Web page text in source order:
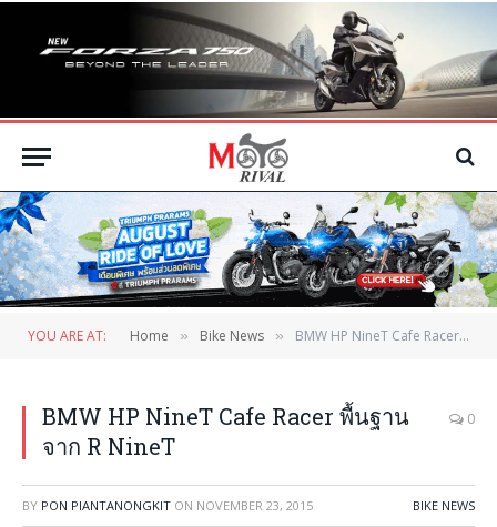
YOU ARE AT: Home » Bike News » BMW HP NineT Cafe Racer พื้นฐานจาก R NineT
BMW HP NineT Cafe Racer พื้นฐาน
จาก R NineT
0
BY PON PIANTANONGKIT ON NOVEMBER 23, 2015 BIKE NEWS